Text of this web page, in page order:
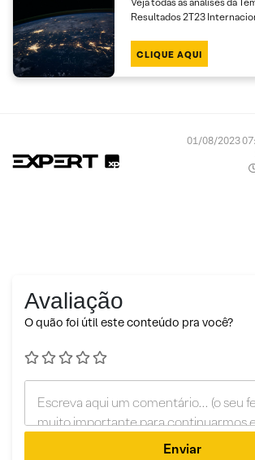
Resultados 2T23
CLIQUE AQUI
01/08/2023
Avaliação
O quão foi útil este conteúdo pra você?
Enviar